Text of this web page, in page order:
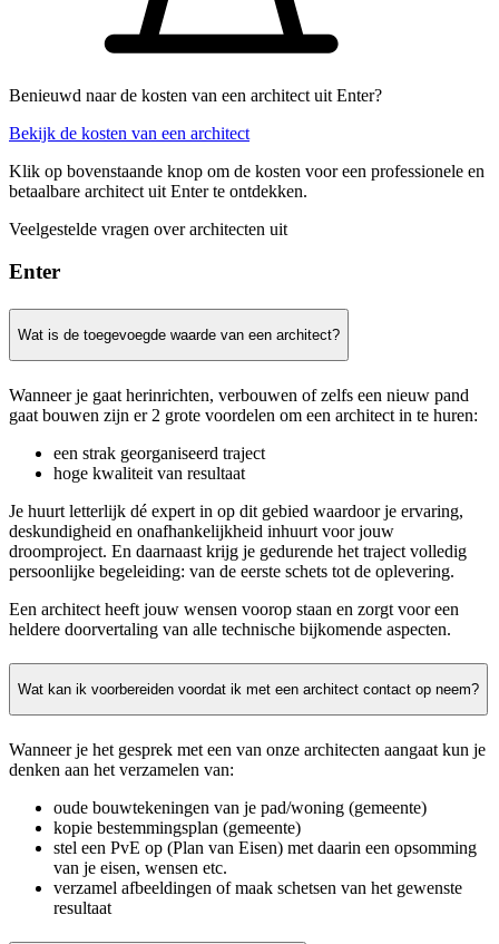
Benieuwd naar de kosten van een architect uit Enter?
Bekijk de kosten van een architect
Klik op bovenstaande knop om de kosten voor een professionele en
betaalbare architect uit Enter te ontdekken.
Veelgestelde vragen over architecten uit
Enter
Wat is de toegevoegde waarde van een architect?
Wanneer je gaat herinrichten, verbouwen of zelfs een nieuw pand
gaat bouwen zijn er 2 grote voordelen om een architect in te huren:
een strak georganiseerd traject
hoge kwaliteit van resultaat
Je huurt letterlijk dé expert in op dit gebied waardoor je ervaring,
deskundigheid en onafhankelijkheid inhuurt voor jouw
droomproject. En daarnaast krijg je gedurende het traject volledig
persoonlijke begeleiding: van de eerste schets tot de oplevering.
Een architect heeft jouw wensen voorop staan en zorgt voor een
heldere doorvertaling van alle technische bijkomende aspecten.
Wat kan ik voorbereiden voordat ik met een architect contact op neem?
Wanneer je het gesprek met een van onze architecten aangaat kun je
denken aan het verzamelen van:
oude bouwtekeningen van je pad/woning (gemeente)
kopie bestemmingsplan (gemeente)
stel een PvE op (Plan van Eisen) met daarin een opsomming
van je eisen, wensen etc.
verzamel afbeeldingen of maak schetsen van het gewenste
resultaat